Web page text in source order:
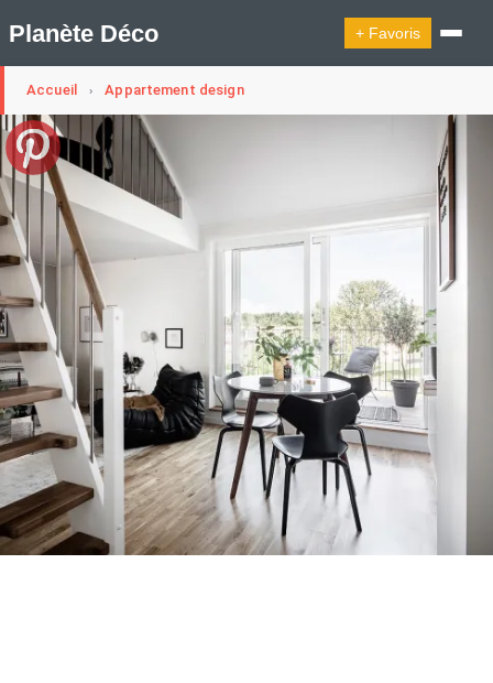
Planète Déco + Favoris
🛍︎ Shop Planète Déco
Appartement Design
Decoration Noël
Design Suédois En Quelques Photos
Idées Déco En 10 Photos
La Semaine Décoration Et Design
Maison En Ville
Publi Reportage
Tendance
Interieurs Scandinaves
La Décoration Selon Votre Signe Astrologique
Les Trouvailles Déco Du Jour
Loft
Maison Appartement Écologique
Maison Container/container House
Maison D'hôtes
Maison Et Appartement Vintage
On Décode La Déco
Petite Surface
Piscine Question De Style
Revue De Week End
Tiny House
Accueil › Appartement design